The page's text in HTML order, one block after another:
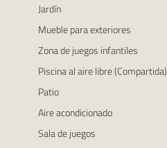
Jardín
Mueble para exteriores
Zona de juegos infantiles
Piscina al aire libre (Compartida)
Patio
Aire acondicionado
Sala de juegos